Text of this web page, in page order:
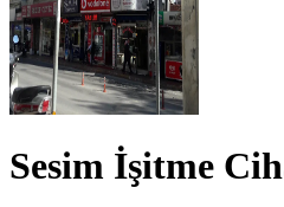
Sesim İşitme